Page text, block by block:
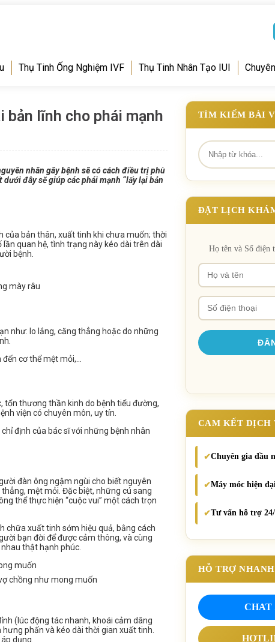
Thụ Tinh Ống Nghiệm IVF Thụ Tinh Nhân Tạo IUI
bản lĩnh cho phái mạnh
nhân gây bệnh sẽ có cách điều trị phù
đây sẽ giúp các phái mạnh “lấy lại bản
bản thân, xuất tinh khi chưa muốn; thời
quan hệ, tình trạng này kéo dài trên dài
bệnh.
mày râu
như: lo lắng, căng thẳng hoặc do những
cơ thể mệt mỏi,…
tổn thương thần kinh do bệnh tiểu đường,
viện có chuyên môn, uy tín.
định của bác sĩ với những bệnh nhân
đàn ông ngậm ngùi cho biết nguyên
mệt mỏi. Đặc biệt, những cú sang
thể thực hiện “cuộc vui” một cách trọn
chữa xuất tinh sớm hiệu quả, bằng cách
bạn đời để được cảm thông, và cùng
thật hạnh phúc.
chồng như mong muốn
(lúc động tác nhanh, khoái cảm dâng
phấn và kéo dài thời gian xuất tinh.
dụng.
TÌM KIẾM BÀI
ĐẶT LỊCH
Họ tên và Số điện
CAM KẾT DỊCH
✔Chuyên gia đầu
✔Máy móc hiện
✔Tư vấn hỗ trợ
HỖ TRỢ NHANH
CHAT